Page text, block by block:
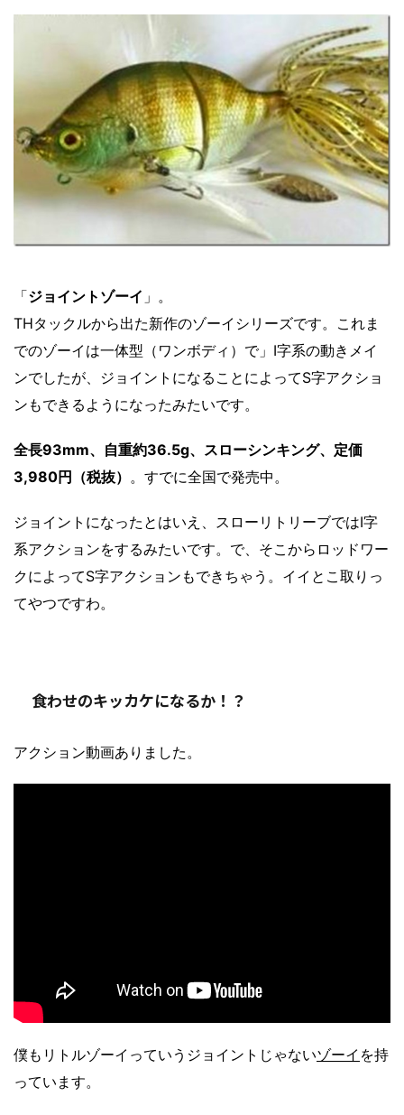
「ジョイントゾーイ 」。
THタックルから出た新作のゾーイシリーズです。これま
でのゾーイは一体型（ワンボディ）で」I字系の動きメイ
ンでしたが、ジョイントになることによってS字アクショ
ンもできるようになったみたいです。
全長93mm、自重約36.5g、スローシンキング、定価
3,980円（税抜） 。すでに全国で発売中。
ジョイントになったとはいえ、スローリトリーブではI字
系アクションをするみたいです。で、そこからロッドワー
クによってS字アクションもできちゃう。イイとこ取りっ
てやつですわ。
食わせのキッカケになるか！？
アクション動画ありました。
僕もリトルゾーイっていうジョイントじゃないゾーイ を持
っています。